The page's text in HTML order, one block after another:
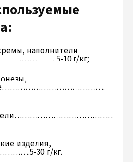
наполнители
5-10 г/кг;
изделия,
30 г/кг.